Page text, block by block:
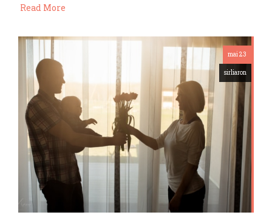
Read More
mai 23
sirliaron